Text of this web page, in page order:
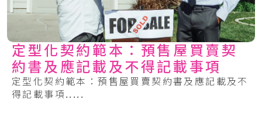
定型化契約範本：預售屋買賣契
約書及應記載及不得記載事項
定型化契約範本：預售屋買賣契約書及應記載及不
得記載事項.....